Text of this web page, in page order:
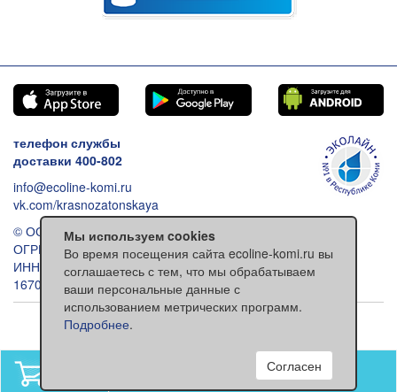
телефон службы
доставки 400-802
info@ecoline-komi.ru
vk.com/krasnozatonskaya
© ООО «Эколайн», 2026
ОГРН: 1021100512993
ИНН: 1101030557
167000 Сыктывкар ул. Ленина 118
Обычная версия сайта
нет товаров
Мы используем cookies
Во время посещения сайта ecoline-komi.ru вы
соглашаетесь с тем, что мы обрабатываем
ваши персональные данные с
использованием метрических программ.
Подробнее.
Согласен